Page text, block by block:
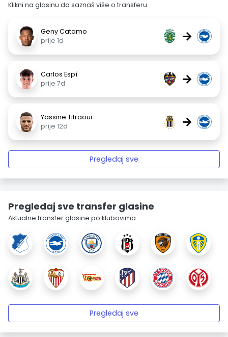
Klikni na glasinu da saznaš više o transferu.
Geny Catamo
prije 1d
→
Carlos Espí
prije 7d
→
Yassine Titraoui
prije 12d
→
Pregledaj sve
Pregledaj sve transfer glasine
Aktualne transfer glasine po klubovima.
Pregledaj sve